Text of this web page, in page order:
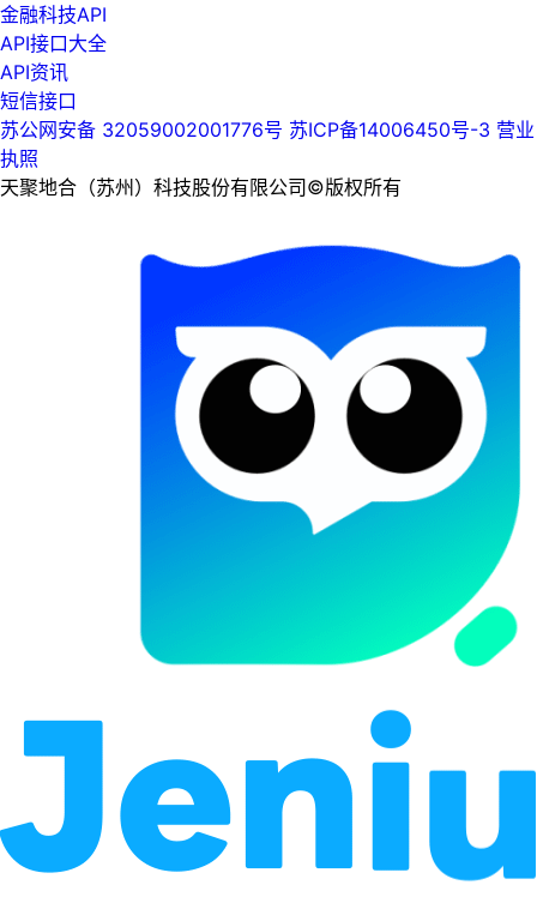
金融科技API
API接口大全
API资讯
短信接口
苏公网安备 32059002001776号 苏ICP备14006450号-3 营业
执照
天聚地合（苏州）科技股份有限公司©版权所有